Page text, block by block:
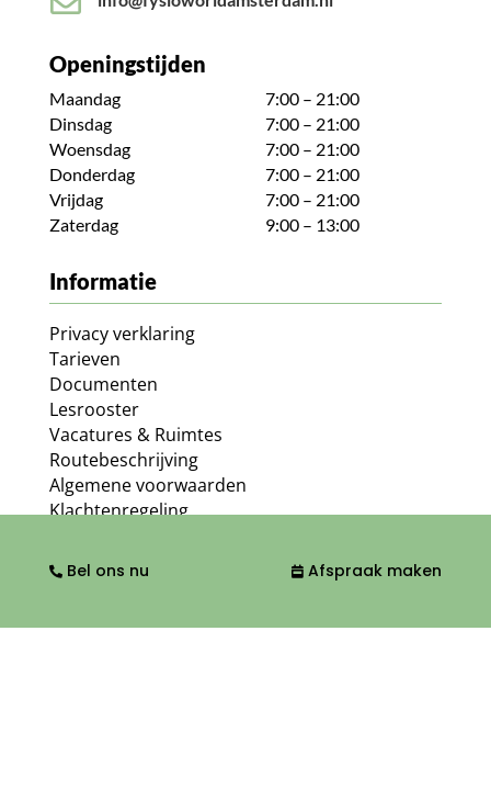
Openingstijden
Maandag
7:00 – 21:00
Dinsdag
7:00 – 21:00
Woensdag
7:00 – 21:00
Donderdag
7:00 – 21:00
Vrijdag
7:00 – 21:00
Zaterdag
9:00 – 13:00
Informatie
Privacy verklaring
Tarieven
Documenten
Lesrooster
Vacatures & Ruimtes
Routebeschrijving
Algemene voorwaarden
Klachtenregeling
Kwaliteit
Bel ons nu Afspraak maken